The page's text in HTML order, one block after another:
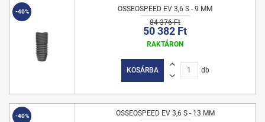
-40%
OSSEOSPEED EV 3,6 S - 9 MM
84 376 Ft
50 382 Ft
RAKTÁRON
KOSÁRBA db
-40%
OSSEOSPEED EV 3,6 S - 13 MM